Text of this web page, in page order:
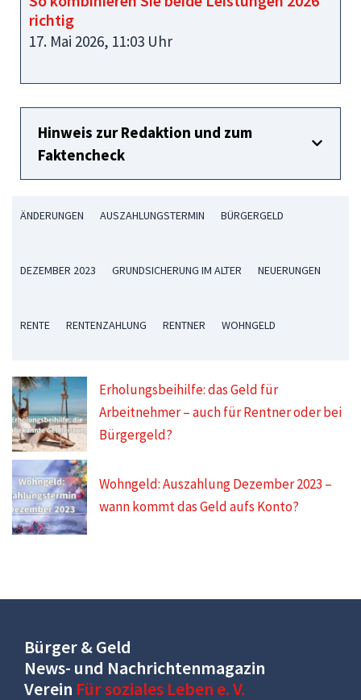
richtig
17. Mai 2026, 11:03 Uhr
Hinweis zur Redaktion und zum
Faktencheck
ÄNDERUNGEN AUSZAHLUNGSTERMIN BÜRGERGELD
DEZEMBER 2023 GRUNDSICHERUNG IM ALTER NEUERUNGEN
RENTE RENTENZAHLUNG RENTNER WOHNGELD
Erholungsbeihilfe: das Geld für
Arbeitnehmer – auch für Rentner oder bei
Bürgergeld?
Wohngeld: Auszahlung Dezember 2023 –
wann kommt das Geld aufs Konto?
Bürger & Geld
News- und Nachrichtenmagazin
Verein Für soziales Leben e. V.